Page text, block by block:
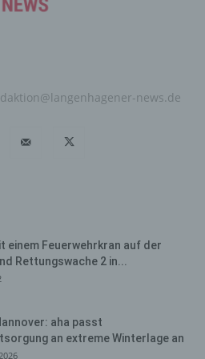
news.de
einem Feuerwehrkran auf der
Rettungswache 2 in...
aha passt
an extreme Winterlage an
Diese allgemeinen Daten und
ein zugreifendes System auf
angesteuert werden,
(8) sonstige ähnliche Daten
Daten und
keine Rückschlüsse auf die
Informationen werden vielmehr
unserer Internetseite korrekt